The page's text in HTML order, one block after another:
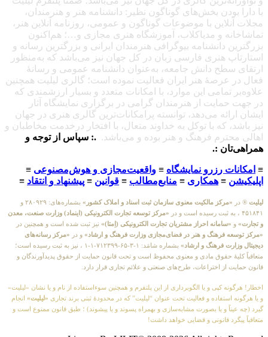
با دارا بودن بخش‌های گوناگون نظیر: دانشنامه هنر و هنرمندان،
مجلات آنلاین با موضوعات گوناگون و عمومی، روزنامه آنلاین هنر،
تماشاخانه و مدیاکلاب، آموزشگاه هنری مجازی و…؛ هم‌اکنون
بزرگترین دانشنامه بیوگرافی هنرمندان ایرانی و بزرگترین رسانه و
استارتاپ هنری فارسی زبان در کل جهان نیز می‌باشد که به‌منظور
ارتقای سطح دانش جامعه، به‌عنوان دانشنامه عمومی و رسانهٔ
فعال در عرصهٔ هنر ایران فعالیت نموده است؛ گالری لیلیت همچنین
علاوه‌بر تمامی این موارد، با امکانات متعدد و بسیار ارزشمندی که
در جهت حمایت از هنرمندان گرامی در برگزاری نمایشگاه آثار
ایشان ارائه می‌دهد، توانسته پرامکانات‌ترین گالری هنری در جهان
نیز باشد، که با توکل به خداوند متعال، با افتخار درخدمت مخاطبان و
اهالی محترم فرهنگ و هنر بوده و می‌باشد. .: سپاس از توجه و
همراهی‌تان :.
≡ امکانات رزرو نمایشگاه ≡ واقعیت‌مجازی و هوش‌مصنوعی ≡
اپلیکیشن ≡ همکاری ≡ منابع‌مطالب ≡ قوانین ≡ پیشنهاد و انتقاد ≡
لیلیت ® در «مرکز مالکیت معنوی سازمان ثبت اسناد و املاک کشور»
بشماره‌های: ۲۸۰۹۲۹ و
۴۵۱۸۴۱ ، به ثبت رسیده است و در
«مرکز توسعه تجارت الکترونیکی (اینماد) وزارت صنعت، معدن
و تجارت» و «سامانه احراز مشتریان تجارت الکترونیکی (اِمتا)» نیز ثبت شده است و همچنین در
«مرکز توسعه فرهنگ و هنر در فضای‌مجازی وزارت فرهنگ و ارشاد» و در «مرکز رسانه‌های
دیجیتال وزارت فرهنگ و ارشاد»
بشماره شامَد: ۱-۳-۶۵-۷۱۲۳۹۹-۱-۱ ، نیز به ثبت رسیده است؛
متعاقباً کلیهٔ حقوق مادی و معنوی محفوظ است و تحت قانون حمایت از حقوق پدیدآورندگان و
قانون حمایت از اختراعات، طرح‌های صنعتی و علائم تجاری قرار دارد.
اخطار! هرگونه کپی و یا الگوبرداری از این پلتفرم و همچنین سوءاستفاده از نام و یا نشان «لیلیت»
و یا هرگونه استفاده و فعالیت تحت عنوان “لیلیت” که در محدودهٔ ثبتی برند تجاری «لیلیت» انجام
گیرد (چه عیناً و یا بصورت مشابه‌سازی و بهمراه پسوند و یا پیشوند) ؛ طبق قانون ممنوع است و
متعاقباً پیگرد قانونی و قضایی خواهد داشت!